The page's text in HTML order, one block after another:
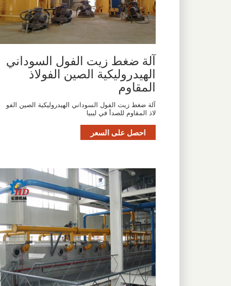
آلة ضغط زيت الفول السوداني
الهيدروليكية الصين الفولاذ
المقاوم
آلة ضغط زيت الفول السوداني الهيدروليكية الصين الفو
لاذ المقاوم للصدأ في ليبيا
احصل على السعر